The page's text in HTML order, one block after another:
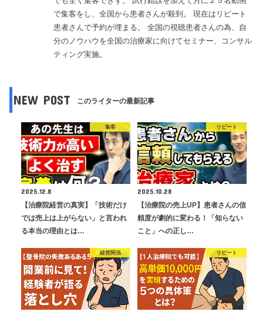
で集客をし、全国から患者さんが殺到。 現在はリピート
患者さんで予約が埋まる。 全国の視聴患者さんの為、自
分のノウハウを全国の治療家に向けてセミナー、コンサル
ティング実施。
NEW POST このライターの最新記事
集客
2025.12.8
【治療院経営の真実】「技術だけ
では売上は上がらない」と言われ
る本当の理由とは…
リピート
2025.10.28
【治療院の売上UP】患者さんの信
頼度が劇的に変わる！「知らない
こと」への正し…
経営関係 リピート